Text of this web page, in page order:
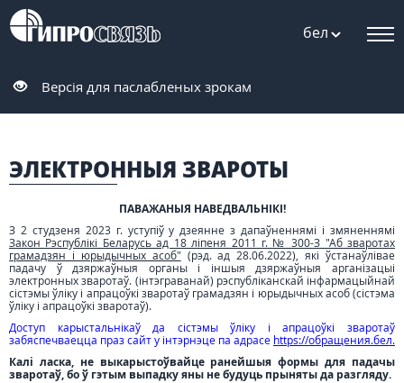
бел
Версія для паслабленых зрокам
ЭЛЕКТРОННЫЯ ЗВАРОТЫ
ПАВАЖАНЫЯ НАВЕДВАЛЬНІКІ!
З 2 студзеня 2023 г. уступіў у дзеянне з дапаўненнямі і змяненнямі
Закон Рэспублікі Беларусь ад 18 ліпеня 2011 г. № 300-З "Аб зваротах
грамадзян і юрыдычных асоб" (рэд. ад 28.06.2022), які ўстанаўлівае
падачу ў дзяржаўныя органы і іншыя дзяржаўныя арганізацыі
электронных зваротаў. (інтэграванай) рэспубліканскай інфармацыйнай
сістэмы ўліку і апрацоўкі зваротаў грамадзян і юрыдычных асоб (сістэма
ўліку і апрацоўкі зваротаў).
Доступ карыстальнікаў да сістэмы ўліку і апрацоўкі зваротаў
забяспечваецца праз сайт у інтэрнэце па адрасе https://обращения.бел.
Калі ласка, не выкарыстоўвайце ранейшыя формы для падачы
зваротаў, бо ў гэтым выпадку яны не будуць прыняты да разгляду.